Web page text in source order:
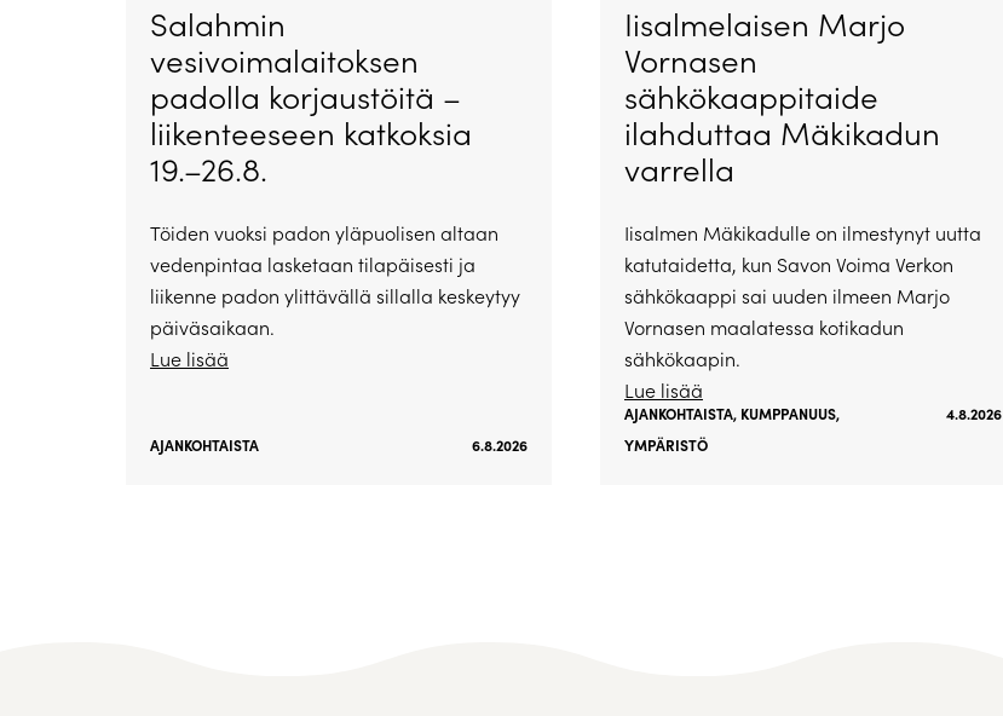
Salahmin
vesivoimalaitoksen
padolla korjaustöitä –
liikenteeseen katkoksia
19.–26.8.
Töiden vuoksi padon yläpuolisen altaan
vedenpintaa lasketaan tilapäisesti ja
liikenne padon ylittävällä sillalla keskeytyy
päiväsaikaan.
Lue lisää
AJANKOHTAISTA 6.8.2026
Iisalmelaisen Marjo
Vornasen
sähkökaappitaide
ilahduttaa Mäkikadun
varrella
Iisalmen Mäkikadulle on ilmestynyt uutta
katutaidetta, kun Savon Voima Verkon
sähkökaappi sai uuden ilmeen Marjo
Vornasen maalatessa kotikadun
sähkökaapin.
Lue lisää
AJANKOHTAISTA, KUMPPANUUS,
YMPÄRISTÖ
4.8.2026